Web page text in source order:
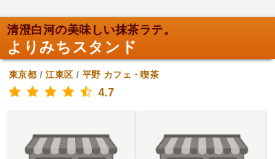
清澄白河の美味しい抹茶ラテ。
よりみちスタンド
東京都 /江東区 / 平野 カフェ・喫茶
4.7